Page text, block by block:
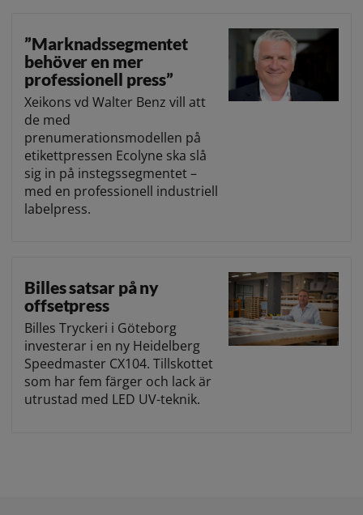
”Marknadssegmentet
behöver en mer
professionell press”
Xeikons vd Walter Benz vill att
de med
prenumerationsmodellen på
etikettpressen Ecolyne ska slå
sig in på instegssegmentet –
med en professionell industriell
labelpress.
Billes satsar på ny
offsetpress
Billes Tryckeri i Göteborg
investerar i en ny Heidelberg
Speedmaster CX104. Tillskottet
som har fem färger och lack är
utrustad med LED UV-teknik.